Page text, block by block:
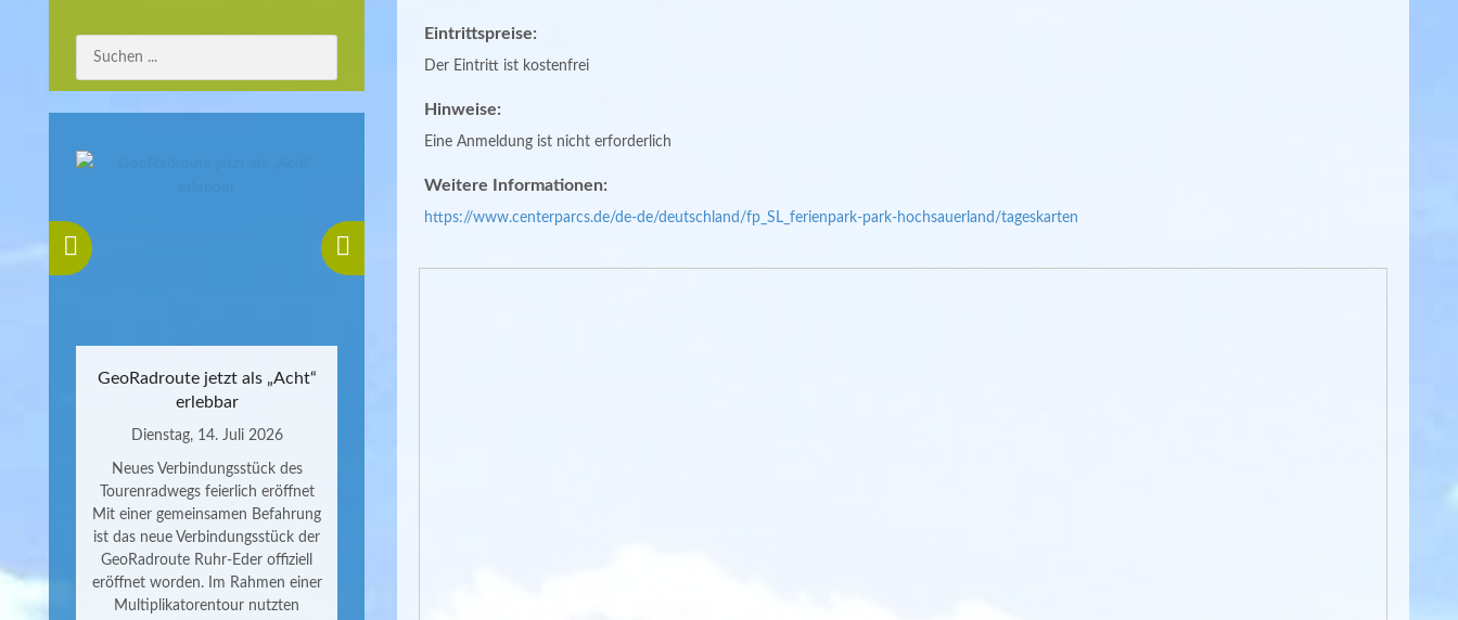
GeoRadroute jetzt als „Acht“
erlebbar
Dienstag, 14. Juli 2026
Neues Verbindungsstück des
Tourenradwegs feierlich eröffnet
Mit einer gemeinsamen Befahrung
ist das neue Verbindungsstück der
GeoRadroute Ruhr-Eder offiziell
eröffnet worden. Im Rahmen einer
Multiplikatorentour nutzten
Eintrittspreise:
Der Eintritt ist kostenfrei
Hinweise:
Eine Anmeldung ist nicht erforderlich
Weitere Informationen:
https://www.centerparcs.de/de-de/deutschland/fp_SL_ferienpark-park-hochsauerland/tageskarten